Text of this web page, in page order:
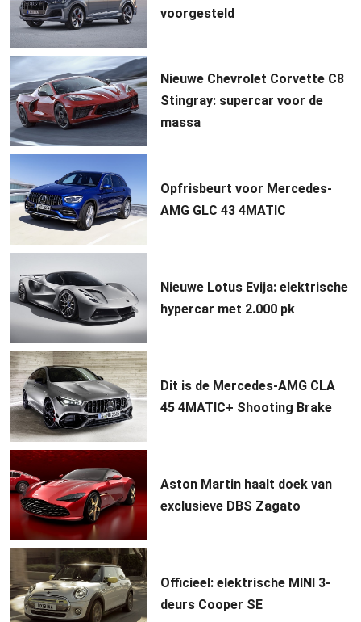
voorgesteld
Nieuwe Chevrolet Corvette C8
Stingray: supercar voor de
massa
Opfrisbeurt voor Mercedes-
AMG GLC 43 4MATIC
Nieuwe Lotus Evija: elektrische
hypercar met 2.000 pk
Dit is de Mercedes-AMG CLA
45 4MATIC+ Shooting Brake
Aston Martin haalt doek van
exclusieve DBS Zagato
Officieel: elektrische MINI 3-
deurs Cooper SE